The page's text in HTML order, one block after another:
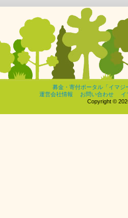
募金・寄付ポータル「イマジ
運営会社情報
お問い合わせ
イ
Copyright ©